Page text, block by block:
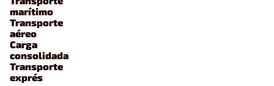
marítimo
Transporte
aéreo
Carga
consolidada
Transporte
exprés